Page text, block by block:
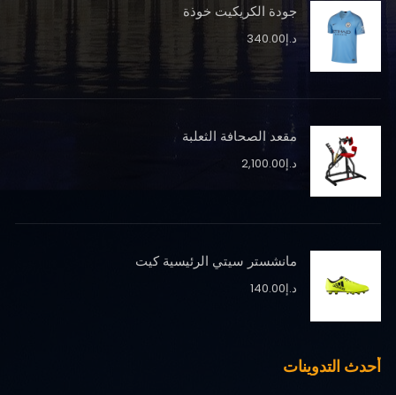
جودة الكريكيت خوذة
د.إ340.00
مقعد الصحافة الثعلبة
د.إ2,100.00
مانشستر سيتي الرئيسية كيت
د.إ140.00
أحدث التدوينات